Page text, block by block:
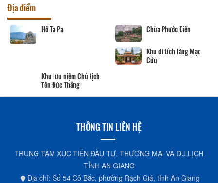
Địa điểm
Hồ Tà Pạ Chùa Phước Điền
Khu di tích lăng Mạc
Cửu
Khu lưu niệm Chủ tịch
Tôn Đức Thắng
THÔNG TIN LIÊN HỆ
TRUNG TÂM XÚC TIẾN ĐẦU TƯ, THƯƠNG MẠI VÀ DU LỊCH
TỈNH AN GIANG
Địa chỉ: Số 54 Cô Bắc, phường Rạch Giá, tỉnh An Giang